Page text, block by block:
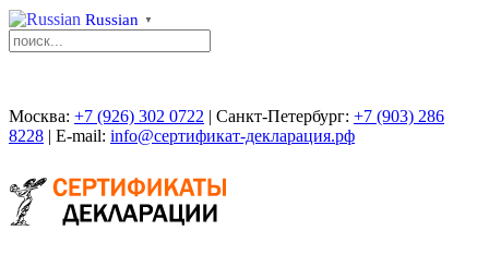
Russian ▼
Москва: +7 (926) 302 0722 | Санкт-Петербург: +7 (903) 286
8228 | E-mail: info@сертификат-декларация.рф